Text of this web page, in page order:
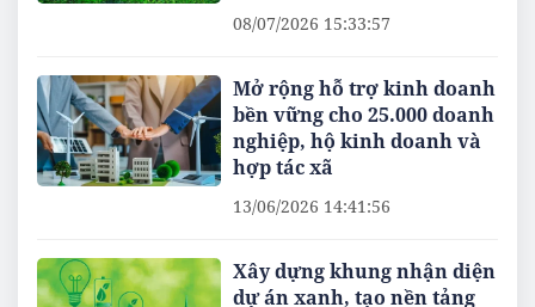
08/07/2026 15:33:57
Mở rộng hỗ trợ kinh doanh
bền vững cho 25.000 doanh
nghiệp, hộ kinh doanh và
hợp tác xã
13/06/2026 14:41:56
Xây dựng khung nhận diện
dự án xanh, tạo nền tảng